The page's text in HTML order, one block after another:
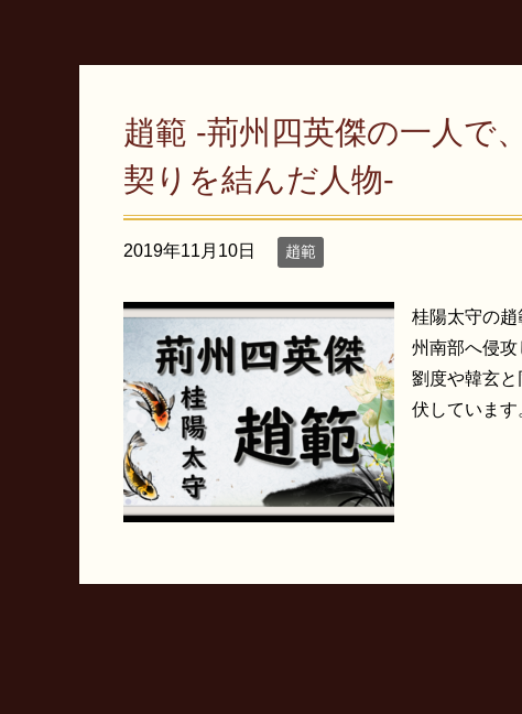
趙範 -荊州四英傑の一人で
契りを結んだ人物-
2019年11月10日 趙範
桂陽太守の
州南部へ侵
劉度や韓玄
伏していま